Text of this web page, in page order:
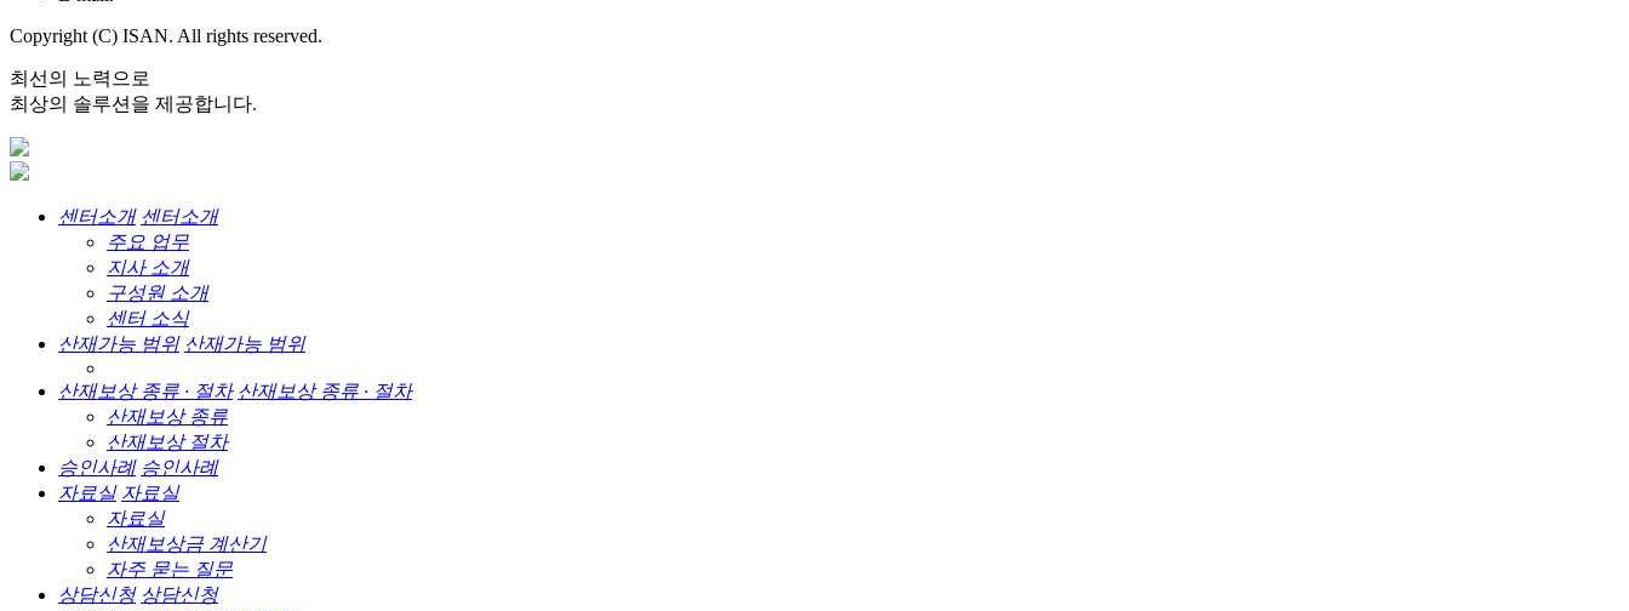
Copyright (C) ISAN. All rights reserved.
최선의 노력으로
최상의 솔루션을 제공합니다.
센터소개 센터소개
주요 업무
지사 소개
구성원 소개
센터 소식
산재가능 범위 산재가능 범위
산재보상 종류 · 절차 산재보상 종류 · 절차
산재보상 종류
산재보상 절차
승인사례 승인사례
자료실 자료실
자료실
산재보상금 계산기
자주 묻는 질문
상담신청 상담신청